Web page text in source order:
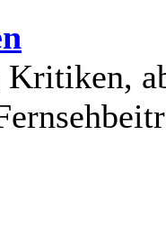
Kritiken,